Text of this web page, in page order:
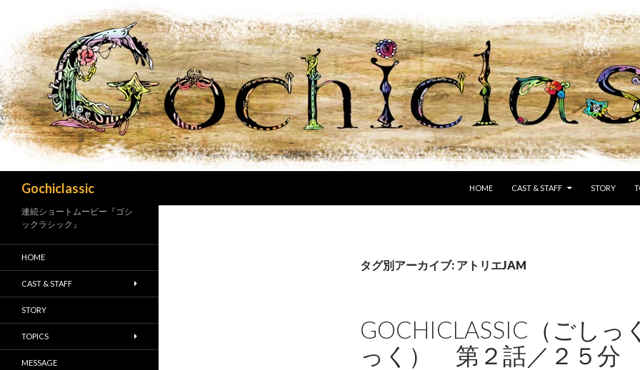
Gochiclassic
HOME
CAST & STAFF STORY
タグ別アーカイブ: アトリエJAM
GOCHICLASSIC（ごしっ
っく） 第２話／２５分
連続ショートムービー『ゴシ
ックラシック』
HOME
CAST & STAFF
STORY
TOPICS
MESSAGE